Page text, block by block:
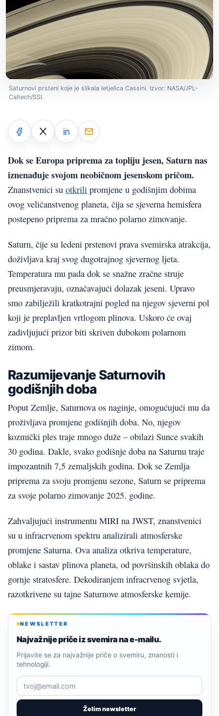
Saturnovi prsteni koje je slikala letjelica Cassini. Izvor: NASA/JPL-
Caltech/SSI.
Dok se Europa priprema za topliju jesen, Saturn nas
iznenađuje svojom neobičnom jesenskom pričom.
Znanstvenici su otkrili promjene u godišnjim dobima
ovog veličanstvenog planeta, čija se sjeverna hemisfera
postepeno priprema za mračno polarno zimovanje.
Saturn, čije su ledeni prstenovi prava svemirska atrakcija,
doživljava kraj svog dugotrajnog sjevernog ljeta.
Temperatura mu pada dok se snažne zračne struje
preusmjeravaju, označavajući dolazak jeseni. Upravo
smo zabilježili kratkotrajni pogled na njegov sjeverni pol
koji je preplavljen vrtlogom plinova. Uskoro će ovaj
zadivljujući prizor biti skriven dubokom polarnom
zimom.
Razumijevanje Saturnovih
godišnjih doba
Poput Zemlje, Saturnova os naginje, omogućujući mu da
proživljava promjene godišnjih doba. No, njegov
kozmički ples traje mnogo duže – obilazi Sunce svakih
30 godina. Dakle, svako godišnje doba na Saturnu traje
impozantnih 7,5 zemaljskih godina. Dok se Zemlja
priprema za svoju promjenu sezone, Saturn se priprema
za svoje polarno zimovanje 2025. godine.
Zahvaljujući instrumentu MIRI na JWST, znanstvenici
su u infracrvenom spektru analizirali atmosferske
promjene Saturna. Ova analiza otkriva temperature,
oblake i sastav plinova planeta, od površinskih oblaka do
gornje stratosfere. Dekodiranjem infracrvenog svjetla,
razotkrivene su tajne Saturnove atmosferske kemije.
NEWSLETTER
Najvažnije priče iz svemira na e-mailu.
Želim newsletter
Prijavite se za najvažnije priče o svemiru, znanosti i
tehnologiji.